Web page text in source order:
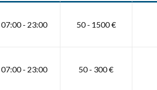
07:00 - 23:00 50 - 1500 €
07:00 - 23:00 50 - 300 €